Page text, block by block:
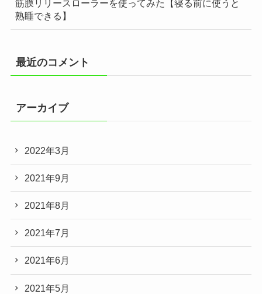
筋膜リリースローラーを使ってみた【寝る前に使うと
熟睡できる】
最近のコメント
アーカイブ
2022年3月
2021年9月
2021年8月
2021年7月
2021年6月
2021年5月